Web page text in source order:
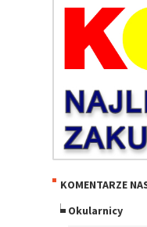
KOMENTARZE
Okularnicy